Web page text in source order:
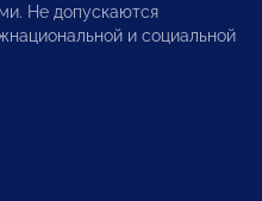
Не допускаются
и социальной